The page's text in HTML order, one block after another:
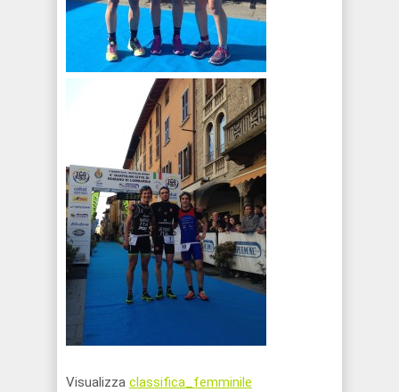
Visualizza classifica_femminile